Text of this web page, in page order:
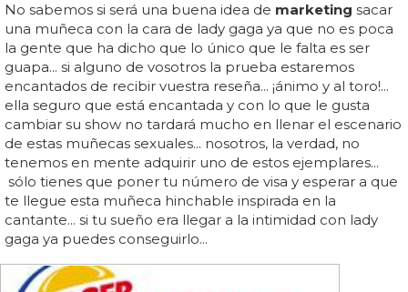
No sabemos si será una buena idea de marketing sacar
una muñeca con la cara de lady gaga ya que no es poca
la gente que ha dicho que lo único que le falta es ser
guapa... si alguno de vosotros la prueba estaremos
encantados de recibir vuestra reseña... ¡ánimo y al toro!...
ella seguro que está encantada y con lo que le gusta
cambiar su show no tardará mucho en llenar el escenario
de estas muñecas sexuales... nosotros, la verdad, no
tenemos en mente adquirir uno de estos ejemplares...
sólo tienes que poner tu número de visa y esperar a que
te llegue esta muñeca hinchable inspirada en la
cantante... si tu sueño era llegar a la intimidad con lady
gaga ya puedes conseguirlo...